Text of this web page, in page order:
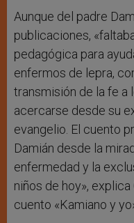
Aunque del padre
publicaciones,
pedagógica para
enfermos de lepra,
transmisión de la fe a
acercarse desde su
evangelio. El cuento
Damián desde la
enfermedad y la
niños de hoy»,
cuento «Kamiano y